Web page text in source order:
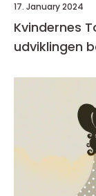
17. January 2024
Kvindernes
udviklingen